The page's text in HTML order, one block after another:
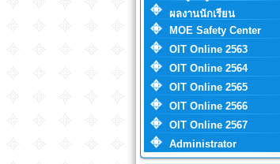
ผลงานนักเรียน
MOE Safety Center
OIT Online 2563
OIT Online 2564
OIT Online 2565
OIT Online 2566
OIT Online 2567
Administrator